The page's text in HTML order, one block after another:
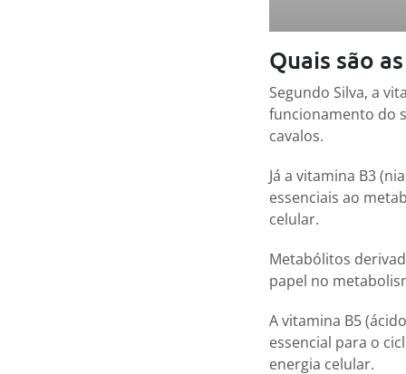
Quais são
Segundo Silva, a
funcionamento do
cavalos.
Já a vitamina B3
essenciais ao
celular.
Metabólitos
papel no
A vitamina B5
essencial para o
energia celular.